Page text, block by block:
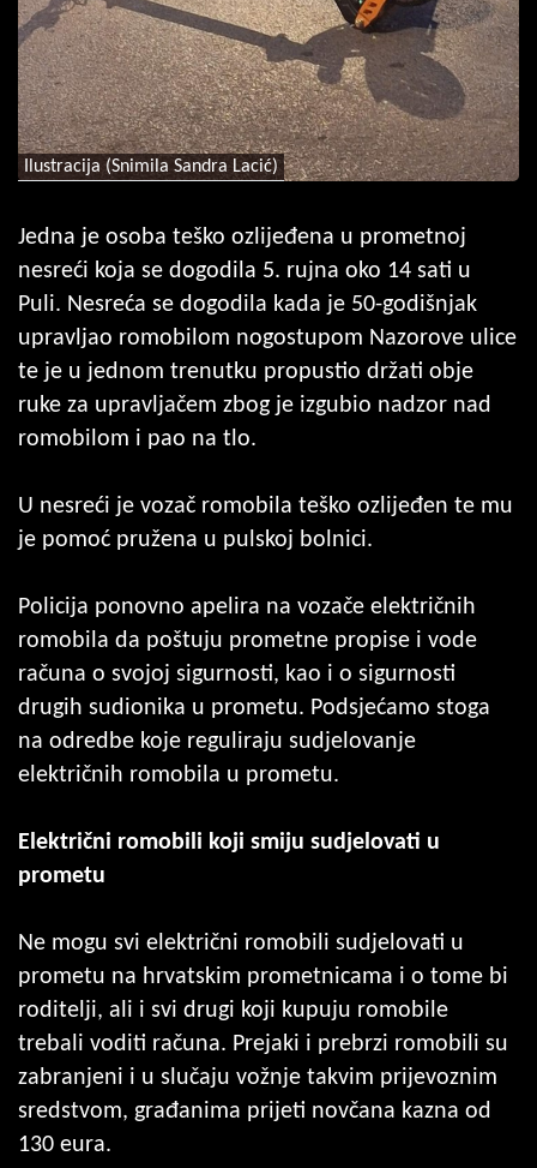
Ilustracija (Snimila Sandra Lacić)
Jedna je osoba teško ozlijeđena u prometnoj
nesreći koja se dogodila 5. rujna oko 14 sati u
Puli. Nesreća se dogodila kada je 50-godišnjak
upravljao romobilom nogostupom Nazorove ulice
te je u jednom trenutku propustio držati obje
ruke za upravljačem zbog je izgubio nadzor nad
romobilom i pao na tlo.
U nesreći je vozač romobila teško ozlijeđen te mu
je pomoć pružena u pulskoj bolnici.
Policija ponovno apelira na vozače električnih
romobila da poštuju prometne propise i vode
računa o svojoj sigurnosti, kao i o sigurnosti
drugih sudionika u prometu. Podsjećamo stoga
na odredbe koje reguliraju sudjelovanje
električnih romobila u prometu.
Električni romobili koji smiju sudjelovati u
prometu
Ne mogu svi električni romobili sudjelovati u
prometu na hrvatskim prometnicama i o tome bi
roditelji, ali i svi drugi koji kupuju romobile
trebali voditi računa. Prejaki i prebrzi romobili su
zabranjeni i u slučaju vožnje takvim prijevoznim
sredstvom, građanima prijeti novčana kazna od
130 eura.